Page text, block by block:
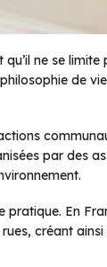
ne se
de
par des
En
créant